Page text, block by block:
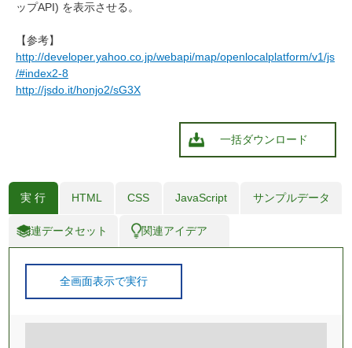
ップAPI) を表示させる。
【参考】
http://developer.yahoo.co.jp/webapi/map/openlocalplatform/v1/js
/#index2-8
http://jsdo.it/honjo2/sG3X
一括ダウンロード
実 行 HTML CSS JavaScript サンプルデータ
関連データセット 関連アイデア
全画面表示で実行